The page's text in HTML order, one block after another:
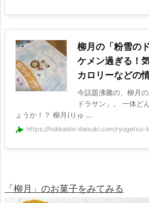
柳月の「粉雪の
ケメン過ぎる！
カロリーなどの
今話題沸騰の、柳月
ドラサン」。 一体ど
ょうか！？ 柳月(りゅ ...
https://hokkaido-daisuki.com/ryugetsu-
「柳月」のお菓子をみてみる